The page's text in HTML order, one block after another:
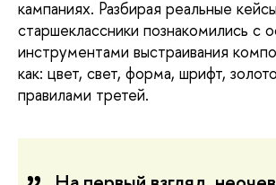
кампаниях. Разбирая реальные
старшеклассники познакомились с
инструментами выстраивания
как: цвет, свет, форма, шрифт,
правилами третей.